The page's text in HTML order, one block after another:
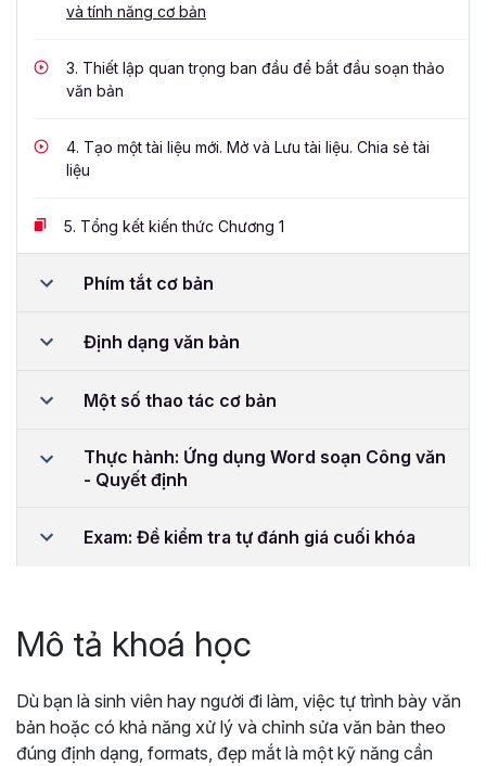
và tính năng cơ bản
3. Thiết lập quan trọng ban đầu để bắt đầu soạn thảo
văn bản
4. Tạo một tài liệu mới. Mở và Lưu tài liệu. Chia sẻ tài
liệu
5. Tổng kết kiến thức Chương 1
Phím tắt cơ bản
Định dạng văn bản
Một số thao tác cơ bản
Thực hành: Ứng dụng Word soạn Công văn
- Quyết định
Exam: Đề kiểm tra tự đánh giá cuối khóa
Mô tả khoá học
Dù bạn là sinh viên hay người đi làm, việc tự trình bày văn
bản hoặc có khả năng xử lý và chỉnh sửa văn bản theo
đúng định dạng, formats, đẹp mắt là một kỹ năng cần